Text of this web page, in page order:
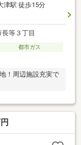
津駅 徒歩15分
等３丁目
都市ガス
！周辺施設充実で